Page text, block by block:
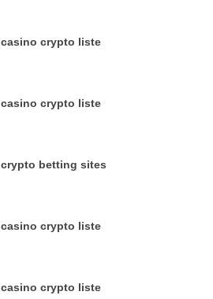
casino crypto liste
casino crypto liste
crypto betting sites
casino crypto liste
casino crypto liste